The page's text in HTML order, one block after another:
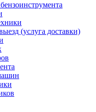
(услуга доставки)